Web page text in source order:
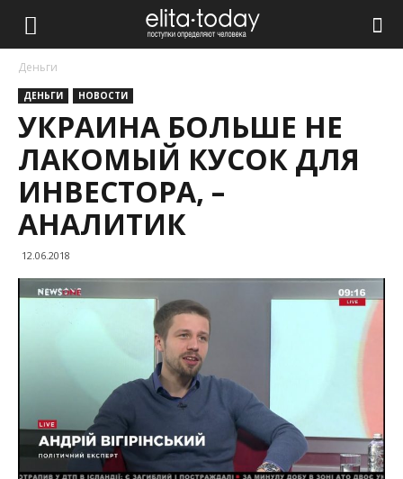
Деньги
ДЕНЬГИ НОВОСТИ
УКРАИНА БОЛЬШЕ НЕ
ЛАКОМЫЙ КУСОК ДЛЯ
ИНВЕСТОРА, –
АНАЛИТИК
12.06.2018